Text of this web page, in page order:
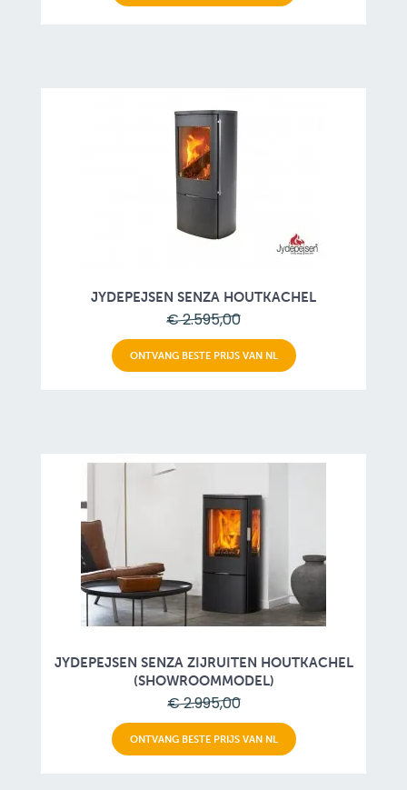
JYDEPEJSEN SENZA HOUTKACHEL
€ 2.595,00
ONTVANG BESTE PRIJS VAN NL
JYDEPEJSEN SENZA ZIJRUITEN HOUTKACHEL
(SHOWROOMMODEL)
€ 2.995,00
ONTVANG BESTE PRIJS VAN NL